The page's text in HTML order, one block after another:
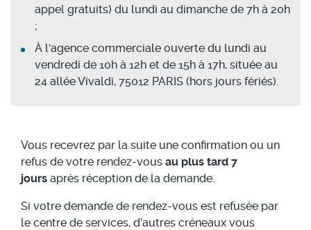
appel gratuits) du lundi au dimanche de 7h à 20h
;
À l'agence commerciale ouverte du lundi au
vendredi de 10h à 12h et de 15h à 17h, située au
24 allée Vivaldi, 75012 PARIS (hors jours fériés).
Vous recevrez par la suite une confirmation ou un
refus de votre rendez-vous au plus tard 7
jours après réception de la demande.
Si votre demande de rendez-vous est refusée par
le centre de services, d’autres créneaux vous